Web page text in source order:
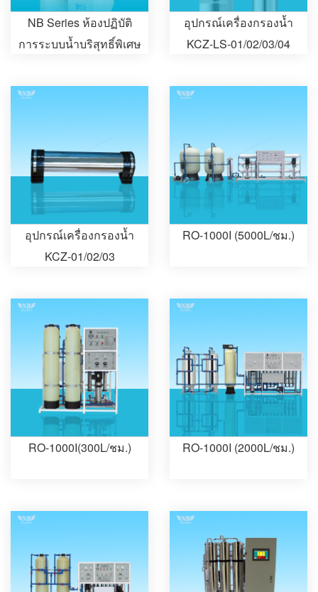
NB Series ห้องปฏิบัติ
การระบบน้ำบริสุทธิ์พิเศษ
อุปกรณ์เครื่องกรองน้ำ
KCZ-LS-01/02/03/04
อุปกรณ์เครื่องกรองน้ำ
KCZ-01/02/03
RO-1000I (5000L/ชม.)
RO-1000I(300L/ชม.) RO-1000I (2000L/ชม.)